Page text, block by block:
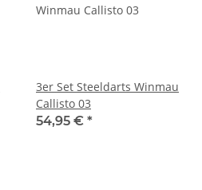
3er Set Steeldarts Winmau
Callisto 03
54,95 € *